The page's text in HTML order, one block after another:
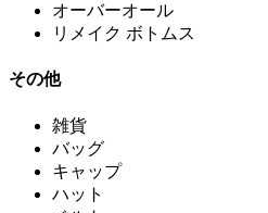
オーバーオール
リメイク ボトムス
その他
雑貨
バッグ
キャップ
ハット